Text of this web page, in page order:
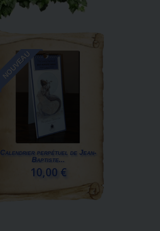
NOUVEAU
Calendrier perpétuel de Jean-
Baptiste...
10,00 €